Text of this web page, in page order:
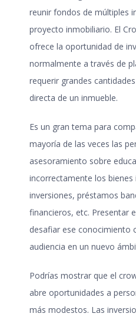
reunir fondos de múltiples
proyecto inmobiliario. El
ofrece la oportunidad de
normalmente a través de
requerir grandes
directa de un inmueble.
Es un gran tema para
mayoría de las veces las
asesoramiento sobre
incorrectamente los bienes
inversiones, préstamos
financieros, etc. Presentar
desafiar ese conocimiento
audiencia en un nuevo
Podrías mostrar que el
abre oportunidades a
más modestos. Las